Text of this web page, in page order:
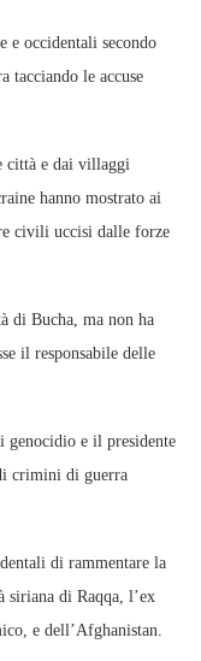
e occidentali secondo
tacciando le accuse
città e dai villaggi
hanno mostrato ai
civili uccisi dalle forze
di Bucha, ma non ha
il responsabile delle
genocidio e il presidente
crimini di guerra
di rammentare la
di Raqqa, l’ex
e dell’Afghanistan.